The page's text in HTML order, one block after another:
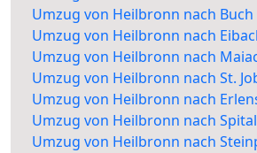
Umzug von Heilbronn nach Buch
Umzug von Heilbronn nach
Umzug von Heilbronn nach
Umzug von Heilbronn nach St.
Umzug von Heilbronn nach
Umzug von Heilbronn nach
Umzug von Heilbronn nach